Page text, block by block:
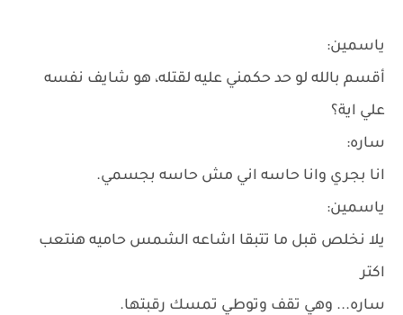
ياسمين:
أقسم بالله لو حد حكمني عليه لقتله، هو شايف نفسه
علي اية؟
ساره:
انا بجري وانا حاسه اني مش حاسه بجسمي.
ياسمين:
يلا نخلص قبل ما تتبقا اشاعه الشمس حاميه هنتعب
اكتر
ساره... وهي تقف وتوطي تمسك رقبتها.